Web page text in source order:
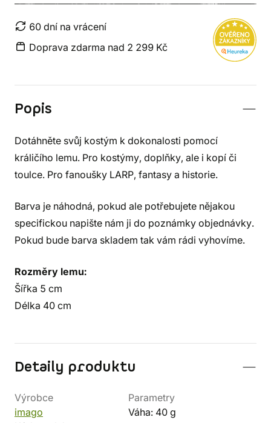
60 dní na vrácení
Doprava zdarma nad 2 299 Kč
Popis
Dotáhněte svůj kostým k dokonalosti pomocí
králičího lemu. Pro kostýmy, doplňky, ale i kopí či
toulce. Pro fanoušky LARP, fantasy a historie.
Barva je náhodná, pokud ale potřebujete nějakou
specifickou napište nám ji do poznámky objednávky.
Pokud bude barva skladem tak vám rádi vyhovíme.
Rozměry lemu:
Šířka 5 cm
Délka 40 cm
Detaily produktu
Výrobce
imago
Parametry
Váha: 40 g